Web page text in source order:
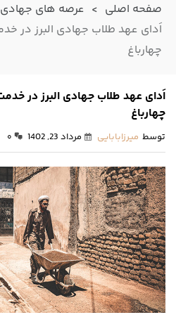
صفحه اصلی > عرصه های جهادی
اَدای عهد طلاب جهادی البرز در
چهارباغ
اَدای عهد طلاب جهادی البرز در
چهارباغ
توسط میرزابابایی مرداد 23, 1402 ۰